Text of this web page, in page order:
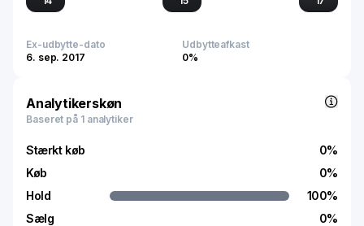
Ex-udbytte-dato
6. sep. 2017
Udbytteafkast
0%
Analytikerskøn
Baseret på 1 analytiker
Stærkt køb
Køb
Hold
Sælg
0%
0%
100%
0%